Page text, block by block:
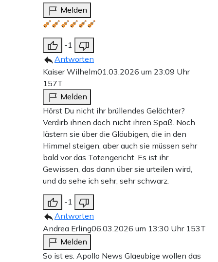
Melden
-1
Antworten
Kaiser Wilhelm01.03.2026 um 23:09 Uhr
157T
Melden
Hörst Du nicht ihr brüllendes Gelächter?
Verdirb ihnen doch nicht ihren Spaß. Noch
lästern sie über die Gläubigen, die in den
Himmel steigen, aber auch sie müssen sehr
bald vor das Totengericht. Es ist ihr
Gewissen, das dann über sie urteilen wird,
und da sehe ich sehr, sehr schwarz.
-1
Antworten
Andrea Erling06.03.2026 um 13:30 Uhr 153T
Melden
So ist es. Apollo News Glaeubige wollen das